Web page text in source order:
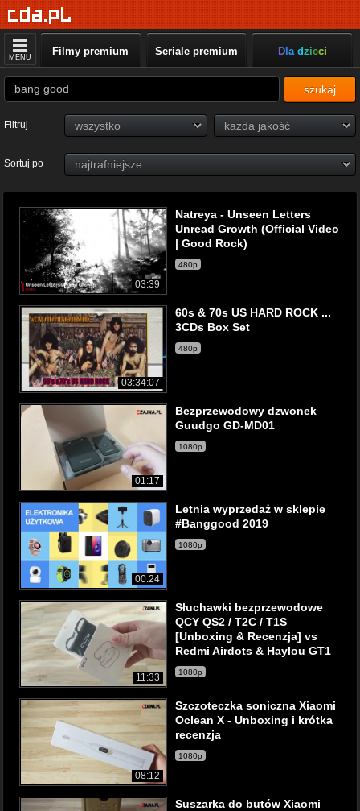
MENU Filmy premium Seriale premium Dla dzieci
szukaj
Filtruj
Sortuj po
03:39
Natreya - Unseen Letters
Unread Growth (Official Video
| Good Rock)
480p
03:34:07
60s & 70s US HARD ROCK ...
3CDs Box Set
480p
01:17
Bezprzewodowy dzwonek
Guudgo GD-MD01
1080p
00:24
Letnia wyprzedaż w sklepie
#Banggood 2019
1080p
11:33
Słuchawki bezprzewodowe
QCY QS2 / T2C / T1S
[Unboxing & Recenzja] vs
Redmi Airdots & Haylou GT1
1080p
08:12
Szczoteczka soniczna Xiaomi
Oclean X - Unboxing i krótka
recenzja
1080p
Suszarka do butów Xiaomi